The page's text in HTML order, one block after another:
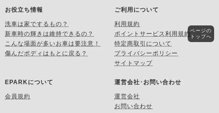
お役立ち情報
洗車は家でするもの？
新車時の輝きは維持できるの？
こんな場面が多いお車は要注意！
傷んだボディはもとに戻る？
ご利用について
利用規約
ポイントサービス利用規約
特定商取引について
プライバシーポリシー
サイトマップ
EPARKについて
会員規約
運営会社･お問い合わせ
運営会社
お問い合わせ
ページの
トップへ